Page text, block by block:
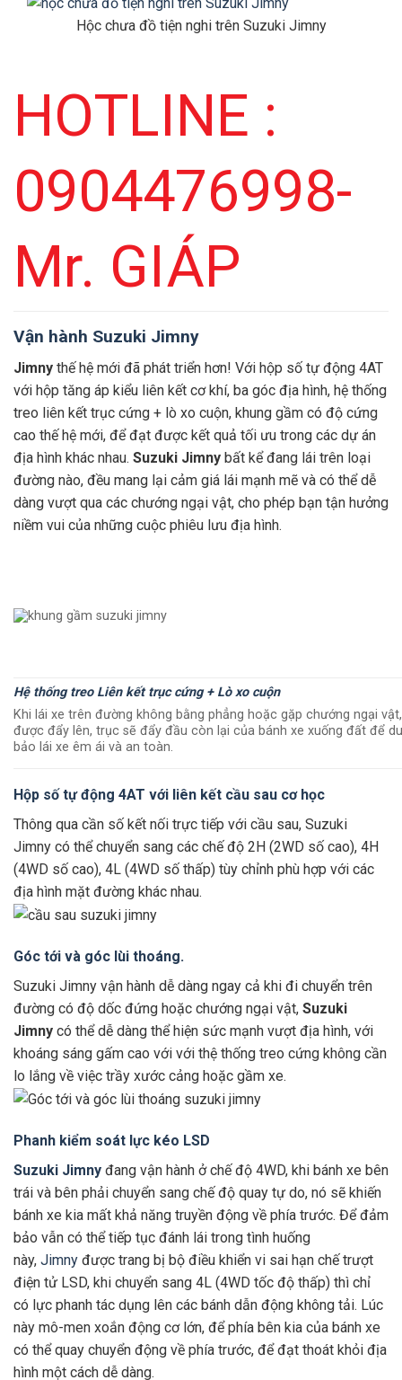
Hộc chưa đồ tiện nghi trên Suzuki Jimny
HOTLINE :
0904476998-
Mr. GIÁP
Vận hành Suzuki Jimny
Jimny thế hệ mới đã phát triển hơn! Với hộp số tự động 4AT
với hộp tăng áp kiểu liên kết cơ khí, ba góc địa hình, hệ thống
treo liên kết trục cứng + lò xo cuộn, khung gầm có độ cứng
cao thế hệ mới, để đạt được kết quả tối ưu trong các dự án
địa hình khác nhau. Suzuki Jimny bất kể đang lái trên loại
đường nào, đều mang lại cảm giá lái mạnh mẽ và có thể dễ
dàng vượt qua các chướng ngại vật, cho phép bạn tận hưởng
niềm vui của những cuộc phiêu lưu địa hình.
Hệ thống treo Liên kết trục cứng + Lò xo cuộn
Khi lái xe trên đường không bằng phẳng hoặc gặp chướng ngại
được đẩy lên, trục sẽ đẩy đầu còn lại của bánh xe xuống đất để
bảo lái xe êm ái và an toàn.
Hộp số tự động 4AT với liên kết cầu sau cơ học
Thông qua cần số kết nối trực tiếp với cầu sau, Suzuki
Jimny có thể chuyển sang các chế độ 2H (2WD số cao), 4H
(4WD số cao), 4L (4WD số thấp) tùy chỉnh phù hợp với các
địa hình mặt đường khác nhau.
Góc tới và góc lùi thoáng.
Suzuki Jimny vận hành dễ dàng ngay cả khi đi chuyển trên
đường có độ dốc đứng hoặc chướng ngại vật, Suzuki
Jimny có thể dễ dàng thể hiện sức mạnh vượt địa hình, với
khoáng sáng gấm cao với với thệ thống treo cứng không cần
lo lắng về việc trầy xước cảng hoặc gầm xe.
Phanh kiểm soát lực kéo LSD
Suzuki Jimny đang vận hành ở chế độ 4WD, khi bánh xe bên
trái và bên phải chuyển sang chế độ quay tự do, nó sẽ khiến
bánh xe kia mất khả năng truyền động về phía trước. Để đảm
bảo vẫn có thể tiếp tục đánh lái trong tình huống
này, Jimny được trang bị bộ điều khiển vi sai hạn chế trượt
điện tử LSD, khi chuyển sang 4L (4WD tốc độ thấp) thì chỉ
có lực phanh tác dụng lên các bánh dẫn động không tải. Lúc
này mô-men xoắn động cơ lớn, để phía bên kia của bánh xe
có thể quay chuyển động về phía trước, để đạt thoát khỏi địa
hình một cách dễ dàng.